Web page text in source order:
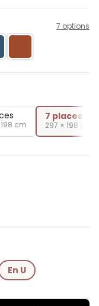
7 options
cm
7 places
297 × 198 cm
En U